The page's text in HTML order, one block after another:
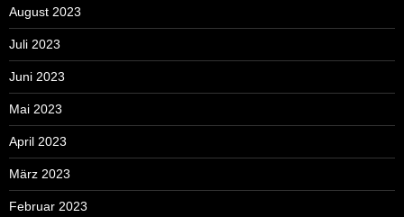
August 2023
Juli 2023
Juni 2023
Mai 2023
April 2023
März 2023
Februar 2023